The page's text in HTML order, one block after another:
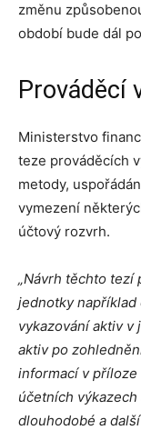
změnu
období bude dál
Prováděcí
Ministerstvo
teze prováděcích
metody,
vymezení
účtový rozvrh.
„Návrh těchto tezí
jednotky
vykazování aktiv v
aktiv po
informací v
účetních
dlouhodobé a